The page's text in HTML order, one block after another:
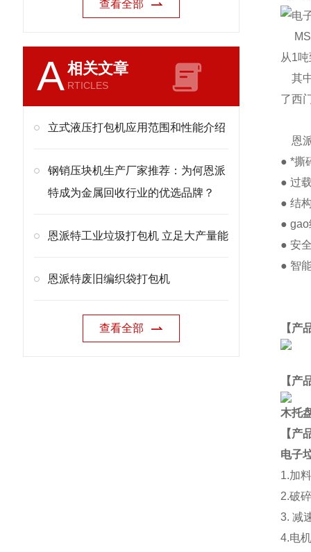
查看全部
A相关文章
RTICLES
立式液压打包机应用范围和性能介绍
钢销压块机生产厂家推荐：为何恩派
特成为金属回收行业的优选品牌？
恩派特工业垃圾打包机 立足大产量能
恩派特废旧编织袋打包机
查看全部
从1
其
了西
恩
● *撕
● 过
● 结
●
● 安
● 智
【产
【产
木托
【产
电子
1.加
2.破
3. 减
4.电机